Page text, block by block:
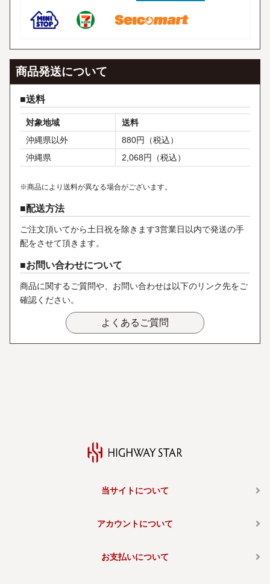
商品発送について
送料
対象地域
送料
沖縄県以外
880円（税込）
沖縄県
2,068円（税込）
※商品により送料が異なる場合がございます。
配送方法
ご注文頂いてから土日祝を除きます3営業日以内で発送の手
配をさせて頂きます。
お問い合わせについて
商品に関するご質問や、お問い合わせは以下のリンク先をご
確認ください。
よくあるご質問
当サイトについて
アカウントについて
お支払いについて